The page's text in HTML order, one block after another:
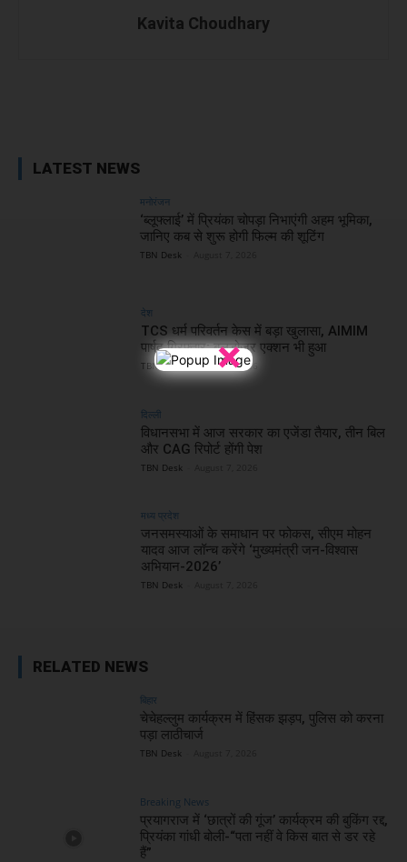
×
Kavita Choudhary
LATEST NEWS
मनोरंजन
‘ब्लूफ्लाई’ में प्रियंका चोपड़ा निभाएंगी अहम भूमिका,
जानिए कब से शुरू होगी फिल्म की शूटिंग
TBN Desk
देश
TCS धर्म परिवर्तन केस में बड़ा खुलासा, AIMIM
पार्षद गिरफ्तार; बुलडोजर एक्शन भी हुआ
TBN Desk - August 7, 2026
दिल्ली
विधानसभा में आज सरकार का एजेंडा तैयार, तीन बिल
और CAG रिपोर्ट होंगी पेश
TBN Desk
मध्य प्रदेश
जनसमस्याओं के समाधान पर फोकस, सीएम मोहन
यादव आज लॉन्च करेंगे ‘मुख्यमंत्री जन-विश्वास
अभियान-2026’
TBN Desk
RELATED NEWS
बिहार
चेचेहल्लुम कार्यक्रम में हिंसक झड़प, पुलिस को करना
पड़ा लाठीचार्ज
TBN Desk
Breaking News
प्रयागराज में ‘छात्रों की गूंज’ कार्यक्रम की बुकिंग रद्द,
प्रियंका गांधी बोली-“पता नहीं वे किस बात से डर रहे
हैं”